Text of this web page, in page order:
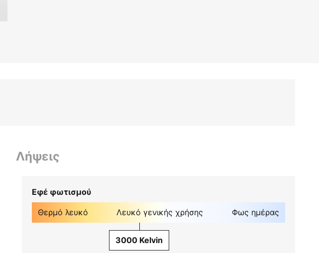
Λήψεις
Εφέ φωτισμού
Θερμό λευκό Λευκό γενικής χρήσης Φως ημέρας
3000 Kelvin